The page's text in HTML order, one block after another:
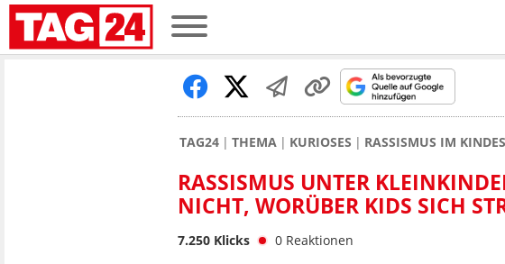
TAG24 THEMA KURIOSES RASSISMUS IM
RASSISMUS UNTER
NICHT, WORÜBER KIDS SICH
7.250 Klicks 0 Reaktionen